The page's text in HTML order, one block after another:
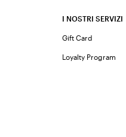
I NOSTRI SERVIZI
Gift Card
Loyalty Program